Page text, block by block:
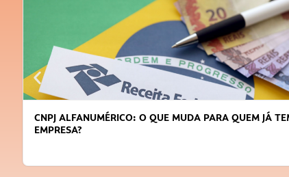
CNPJ ALFANUMÉRICO: O QUE MUDA PARA QUEM JÁ
EMPRESA?